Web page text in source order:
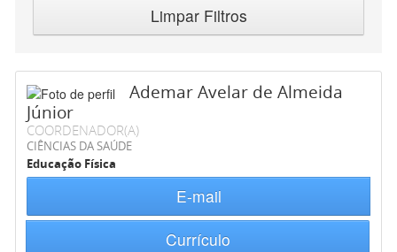
Limpar Filtros
Ademar Avelar de Almeida
Júnior
COORDENADOR(A)
CIÊNCIAS DA SAÚDE
Educação Física
E-mail
Currículo